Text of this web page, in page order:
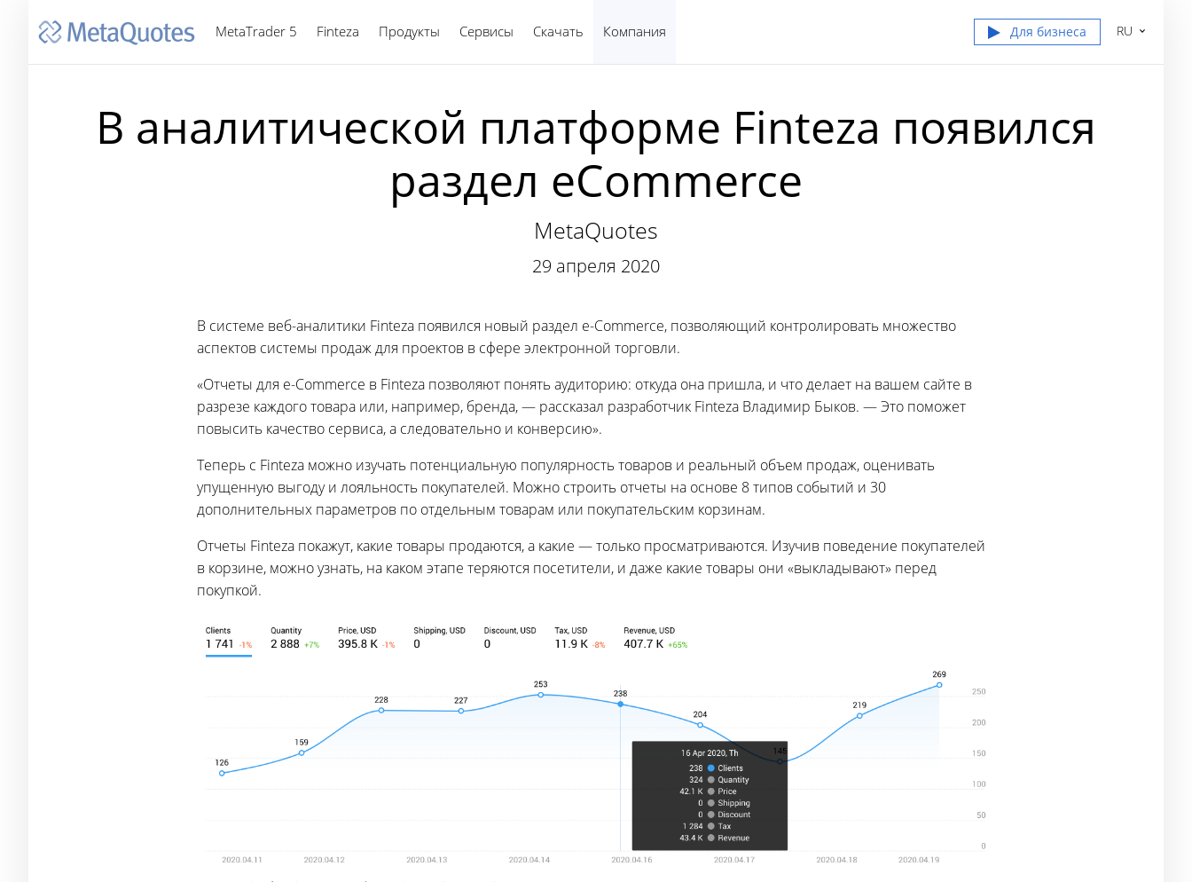
MetaTrader 5 Finteza Продукты Сервисы Скачать Компания Для бизнеса RU
В аналитической платформе Finteza появился
раздел eCommerce
MetaQuotes
29 апреля 2020
В системе веб-аналитики Finteza появился новый раздел e-Commerce, позволяющий контролировать множество
аспектов системы продаж для проектов в сфере электронной торговли.
«Отчеты для e-Commerce в Finteza позволяют понять аудиторию: откуда она пришла, и что делает на вашем сайте в
разрезе каждого товара или, например, бренда, — рассказал разработчик Finteza Владимир Быков. — Это поможет
повысить качество сервиса, а следовательно и конверсию».
Теперь с Finteza можно изучать потенциальную популярность товаров и реальный объем продаж, оценивать
упущенную выгоду и лояльность покупателей. Можно строить отчеты на основе 8 типов событий и 30
дополнительных параметров по отдельным товарам или покупательским корзинам.
Отчеты Finteza покажут, какие товары продаются, а какие — только просматриваются. Изучив поведение покупателей
в корзине, можно узнать, на каком этапе теряются посетители, и даже какие товары они «выкладывают» перед
покупкой.